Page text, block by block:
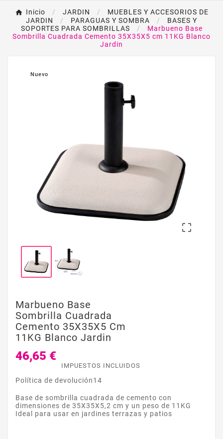
Inicio JARDIN
MUEBLES Y ACCESORIOS DE
JARDIN
PARAGUAS Y SOMBRA
BASES Y
SOPORTES PARA SOMBRILLAS
Marbueno Base
Sombrilla Cuadrada Cemento 35X35X5 cm 11KG Blanco
Jardin
Nuevo

Marbueno Base
Sombrilla Cuadrada
Cemento 35X35X5 Cm
11KG Blanco Jardin
46,65 €
IMPUESTOS INCLUIDOS
Política de devolución14
Base de sombrilla cuadrada de cemento con
dimensiones de 35X35X5,2 cm y un peso de 11KG
Ideal para usar en jardines terrazas y patios